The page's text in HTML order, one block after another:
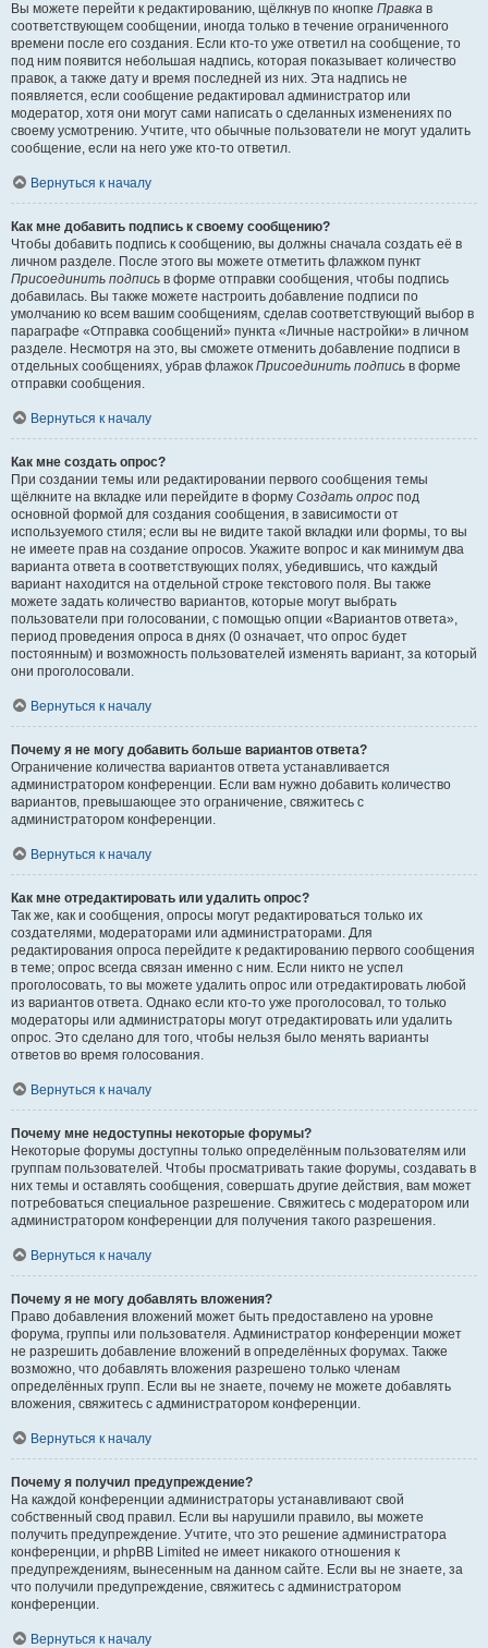
Вы можете перейти к редактированию, щёлкнув по кнопке Правка в
соответствующем сообщении, иногда только в течение ограниченного
времени после его создания. Если кто-то уже ответил на сообщение, то
под ним появится небольшая надпись, которая показывает количество
правок, а также дату и время последней из них. Эта надпись не
появляется, если сообщение редактировал администратор или
модератор, хотя они могут сами написать о сделанных изменениях по
своему усмотрению. Учтите, что обычные пользователи не могут удалить
сообщение, если на него уже кто-то ответил.
Вернуться к началу
Как мне добавить подпись к своему сообщению?
Чтобы добавить подпись к сообщению, вы должны сначала создать её в
личном разделе. После этого вы можете отметить флажком пункт
Присоединить подпись в форме отправки сообщения, чтобы подпись
добавилась. Вы также можете настроить добавление подписи по
умолчанию ко всем вашим сообщениям, сделав соответствующий выбор в
параграфе «Отправка сообщений» пункта «Личные настройки» в личном
разделе. Несмотря на это, вы сможете отменить добавление подписи в
отдельных сообщениях, убрав флажок Присоединить подпись в форме
отправки сообщения.
Вернуться к началу
Как мне создать опрос?
При создании темы или редактировании первого сообщения темы
щёлкните на вкладке или перейдите в форму Создать опрос под
основной формой для создания сообщения, в зависимости от
используемого стиля; если вы не видите такой вкладки или формы, то вы
не имеете прав на создание опросов. Укажите вопрос и как минимум два
варианта ответа в соответствующих полях, убедившись, что каждый
вариант находится на отдельной строке текстового поля. Вы также
можете задать количество вариантов, которые могут выбрать
пользователи при голосовании, с помощью опции «Вариантов ответа»,
период проведения опроса в днях (0 означает, что опрос будет
постоянным) и возможность пользователей изменять вариант, за который
они проголосовали.
Вернуться к началу
Почему я не могу добавить больше вариантов ответа?
Ограничение количества вариантов ответа устанавливается
администратором конференции. Если вам нужно добавить количество
вариантов, превышающее это ограничение, свяжитесь с
администратором конференции.
Вернуться к началу
Как мне отредактировать или удалить опрос?
Так же, как и сообщения, опросы могут редактироваться только их
создателями, модераторами или администраторами. Для
редактирования опроса перейдите к редактированию первого сообщения
в теме; опрос всегда связан именно с ним. Если никто не успел
проголосовать, то вы можете удалить опрос или отредактировать любой
из вариантов ответа. Однако если кто-то уже проголосовал, то только
модераторы или администраторы могут отредактировать или удалить
опрос. Это сделано для того, чтобы нельзя было менять варианты
ответов во время голосования.
Вернуться к началу
Почему мне недоступны некоторые форумы?
Некоторые форумы доступны только определённым пользователям или
группам пользователей. Чтобы просматривать такие форумы, создавать в
них темы и оставлять сообщения, совершать другие действия, вам может
потребоваться специальное разрешение. Свяжитесь с модератором или
администратором конференции для получения такого разрешения.
Вернуться к началу
Почему я не могу добавлять вложения?
Право добавления вложений может быть предоставлено на уровне
форума, группы или пользователя. Администратор конференции может
не разрешить добавление вложений в определённых форумах. Также
возможно, что добавлять вложения разрешено только членам
определённых групп. Если вы не знаете, почему не можете добавлять
вложения, свяжитесь с администратором конференции.
Вернуться к началу
Почему я получил предупреждение?
На каждой конференции администраторы устанавливают свой
собственный свод правил. Если вы нарушили правило, вы можете
получить предупреждение. Учтите, что это решение администратора
конференции, и phpBB Limited не имеет никакого отношения к
предупреждениям, вынесенным на данном сайте. Если вы не знаете, за
что получили предупреждение, свяжитесь с администратором
конференции.
Вернуться к началу